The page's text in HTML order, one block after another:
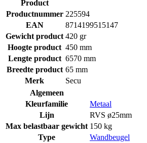
Product
Productnummer 225594
EAN
8714199515147
Gewicht product 420 gr
Hoogte product 450 mm
Lengte product 6570 mm
Breedte product 65 mm
Merk
Secu
Algemeen
Kleurfamilie
Metaal
Lijn
RVS ø25mm
Max belastbaar gewicht 150 kg
Type
Wandbeugel